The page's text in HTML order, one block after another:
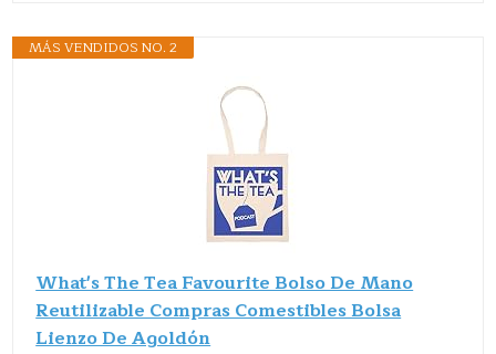
MÁS VENDIDOS NO. 2
What's The Tea Favourite Bolso De Mano
Reutilizable Compras Comestibles Bolsa
Lienzo De Agoldón